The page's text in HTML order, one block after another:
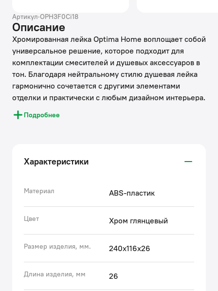
Артикул·OPH3F0Ci18
Описание
Хромированная лейка Optima Home воплощает собой
универсальное решение, которое подходит для
комплектации смесителей и душевых аксессуаров в
тон. Благодаря нейтральному стилю душевая лейка
гармонично сочетается с другими элементами
отделки и практически с любым дизайном интерьера.
Это позволяет создавать удобное и доступное
пространство для комфортной жизни. Лейка Optima
давая возможность подбирать режим под любое
настроение: и для бодрящего утра, и для
• Хромированное покрытие лейки IDDIS® устойчиво к
потускнению. На протяжении многих лет она будет
• За лейкой IDDIS® ухаживать очень просто: мягкие
силиконовые форсунки мгновенно очищаются от
загрязнений и известкового налета – достаточно
провести по ним пальцем.
Подробнее
Характеристики
Материал ABS-пластик
Цвет Хром глянцевый
Размер изделия, мм. 240х116х26
Длина изделия, мм 26